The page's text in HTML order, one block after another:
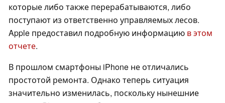
которые либо также перерабатываются, либо
поступают из ответственно управляемых лесов.
Apple предоставил подробную информацию в этом
отчете.
В прошлом смартфоны iPhone не отличались
простотой ремонта. Однако теперь ситуация
значительно изменилась, поскольку нынешние